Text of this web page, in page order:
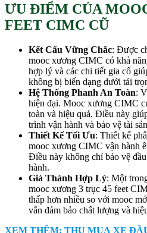
ƯU ĐIỂM CỦA
FEET CIMC CŨ
Kết Cấu Vững Chắc: Được
mooc xương CIMC có khả
hợp lý và các chi tiết gia cố
không bị biến dạng dưới tải
Hệ Thống Phanh An Toàn:
hiện đại. Mooc xương CIMC
toàn và hiệu quả. Điều này
trình vận hành và bảo vệ tài
Thiết Kế Tối Ưu: Thiết kế
mooc xương CIMC vận hành
Điều này không chỉ bảo vệ
hành.
Giá Thành Hợp Lý: Một
mooc xương 3 trục 45 feet
thấp hơn nhiều so với mooc
vẫn đảm bảo chất lượng và
XEM THÊM: THU MUA XE